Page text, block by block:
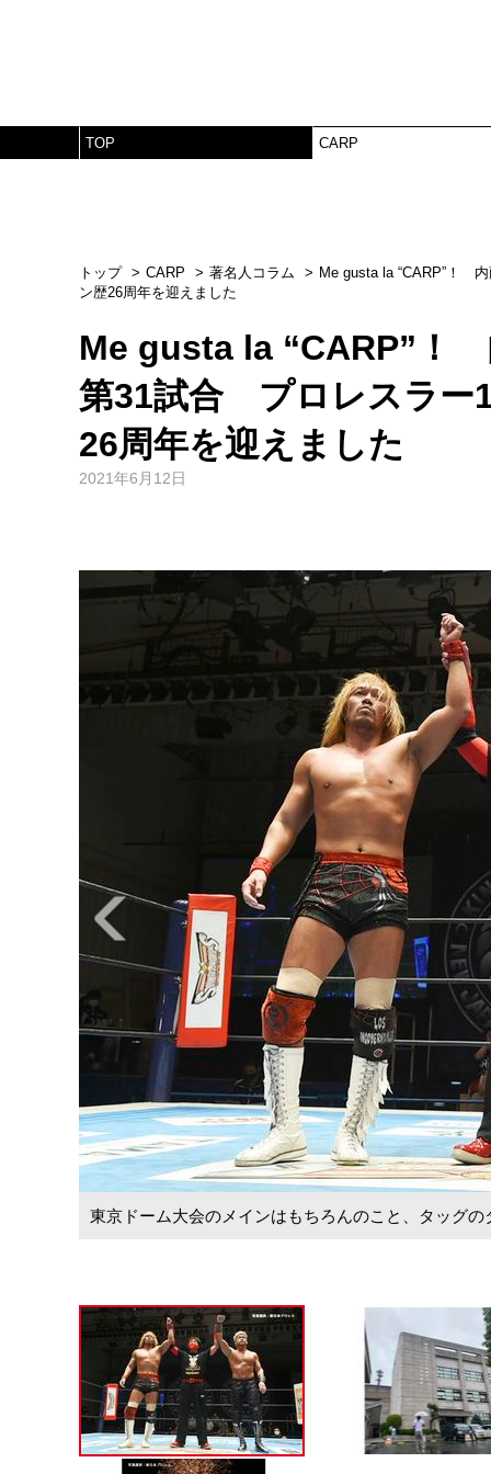
TOP CARP
トップ CARP 著名人コラム
Me gusta la “CARP”！
ン歴26周年を迎えました
Me gusta la “CARP”！
第31試合 プロレスラー
26周年を迎えました
2021年6月12日
東京ドーム大会のメインはもちろんのこと、タッグ